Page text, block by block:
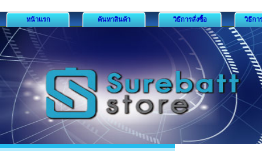
หน้าแรก ค้นหาสินค้า วิธีการสั่งซื้อ วิธีกา